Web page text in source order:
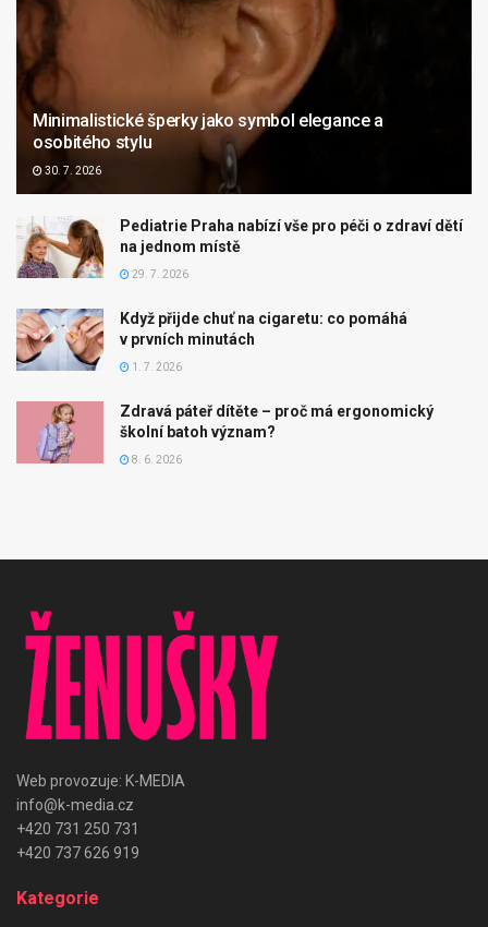
Minimalistické šperky jako symbol elegance a
osobitého stylu
30. 7. 2026
Pediatrie Praha nabízí vše pro péči o zdraví dětí
na jednom místě
29. 7. 2026
Když přijde chuť na cigaretu: co pomáhá
v prvních minutách
1. 7. 2026
Zdravá páteř dítěte – proč má ergonomický
školní batoh význam?
8. 6. 2026
Web provozuje: K-MEDIA
info@k-media.cz
+420 731 250 731
+420 737 626 919
Kategorie